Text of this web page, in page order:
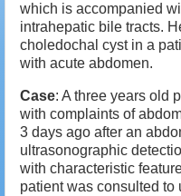
which is accompanied
intrahepatic bile tracts.
choledochal cyst in a
with acute abdomen.
Case: A three years old
with complaints of
3 days ago after an
ultrasonographic
with characteristic
patient was consulted to